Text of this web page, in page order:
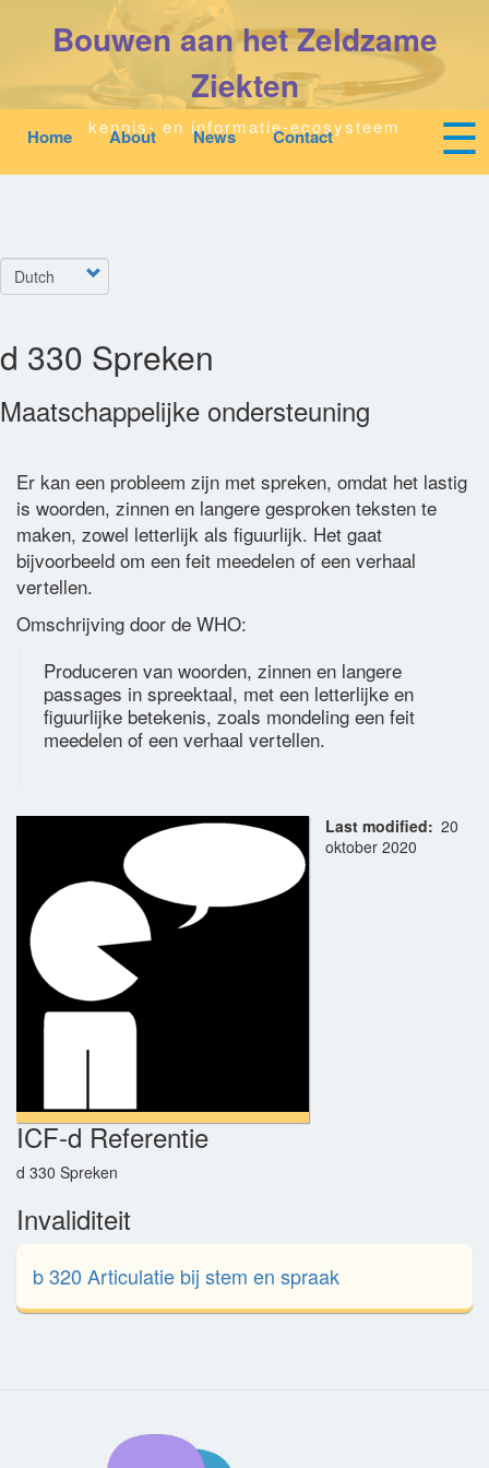
gaan
Bouwen aan het Zeldzame
Ziekten
kennis- en informatie-ecosysteem
Mobile
top
links
menu
Home About News Contact ☰
Zoeken
Woordenlijst
Contact
Select
your
d 330 Spreken
Maatschappelijke ondersteuning
Er kan een probleem zijn met spreken, omdat het lastig
is woorden, zinnen en langere gesproken teksten te
maken, zowel letterlijk als figuurlijk. Het gaat
bijvoorbeeld om een feit meedelen of een verhaal
vertellen.
Omschrijving door de WHO:
Produceren van woorden, zinnen en langere
passages in spreektaal, met een letterlijke en
figuurlijke betekenis, zoals mondeling een feit
meedelen of een verhaal vertellen.
Last modified
20
oktober 2020
ICF-d Referentie
d 330 Spreken
Invaliditeit
b 320 Articulatie bij stem en spraak